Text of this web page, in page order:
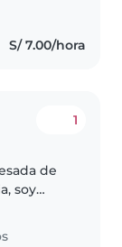
niños de
bebés
S/ 7.00/hora
1
de
soy
l@s